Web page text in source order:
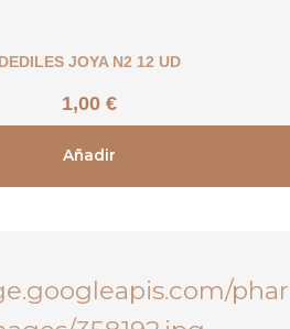
DEDILES JOYA N2 12 UD
1,00 €
Añadir